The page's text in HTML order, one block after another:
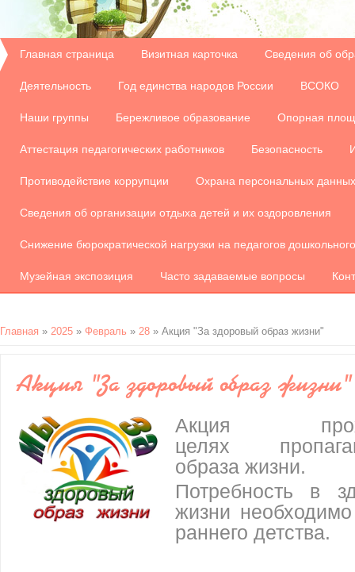
Главная страница Визитная карточка Сведения об
Деятельность Год единства народов России ВСОКО
Наши группы Бережливое образование Опорная
Аттестация педагогических работников Безопасность
Противодействие коррупции Охрана персональных данных
Сведения об организации отдыха детей и их оздоровления
Снижение бюрократической нагрузки на педагогов
Музейная экспозиция Часто задаваемые вопросы
Главная » 2025 » Февраль » 28 » Акция "За здоровый образ жизни"
Акция "За здоровый образ жизни"
Акция
целях
образа жизни.
Потребность в
жизни
раннего детства.